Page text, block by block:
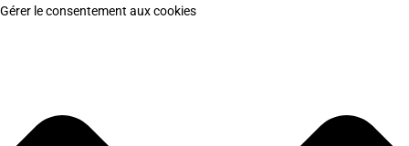
Gérer le consentement aux cookies